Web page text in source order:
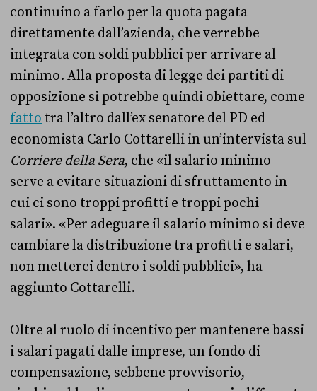
continuino a farlo per la quota pagata
direttamente dall’azienda, che verrebbe
integrata con soldi pubblici per arrivare al
minimo. Alla proposta di legge dei partiti di
opposizione si potrebbe quindi obiettare, come
fatto tra l’altro dall’ex senatore del PD ed
economista Carlo Cottarelli in un’intervista sul
Corriere della Sera, che «il salario minimo
serve a evitare situazioni di sfruttamento in
cui ci sono troppi profitti e troppi pochi
salari». «Per adeguare il salario minimo si deve
cambiare la distribuzione tra profitti e salari,
non metterci dentro i soldi pubblici», ha
aggiunto Cottarelli.
Oltre al ruolo di incentivo per mantenere bassi
i salari pagati dalle imprese, un fondo di
compensazione, sebbene provvisorio,